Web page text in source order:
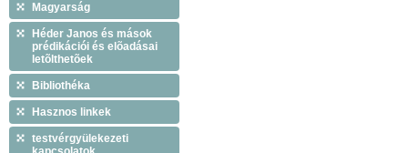
Magyarság
Héder Janos és mások
prédikációi és elõadásai
letõlthetõek
Bibliothéka
Hasznos linkek
testvérgyülekezeti